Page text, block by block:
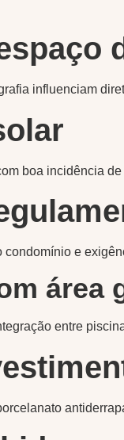
influenciam
boa incidência
condomínio e
área
entre